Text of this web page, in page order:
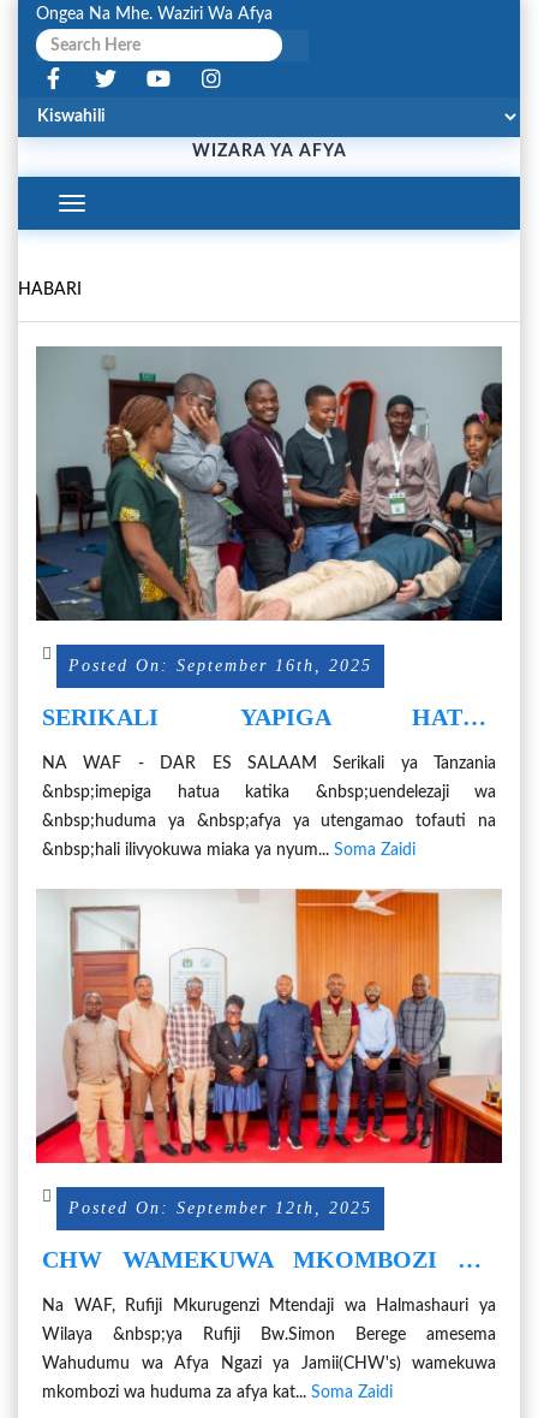
Ongea Na Mhe. Waziri Wa Afya
WIZARA YA AFYA
Toggle
Navigation
HABARI
Posted On: September 16th, 2025
SERIKALI YAPIGA HATUA
UTENGAMAO NCHINI
NA WAF - DAR ES SALAAM Serikali ya Tanzania
&nbsp;imepiga hatua katika &nbsp;uendelezaji wa
&nbsp;huduma ya &nbsp;afya ya utengamao tofauti na
&nbsp;hali ilivyokuwa miaka ya nyum... Soma Zaidi
Posted On: September 12th, 2025
CHW WAMEKUWA MKOMBOZI WA
Na WAF, Rufiji Mkurugenzi Mtendaji wa Halmashauri ya
Wilaya &nbsp;ya Rufiji Bw.Simon Berege amesema
Wahudumu wa Afya Ngazi ya Jamii(CHW's) wamekuwa
mkombozi wa huduma za afya kat... Soma Zaidi